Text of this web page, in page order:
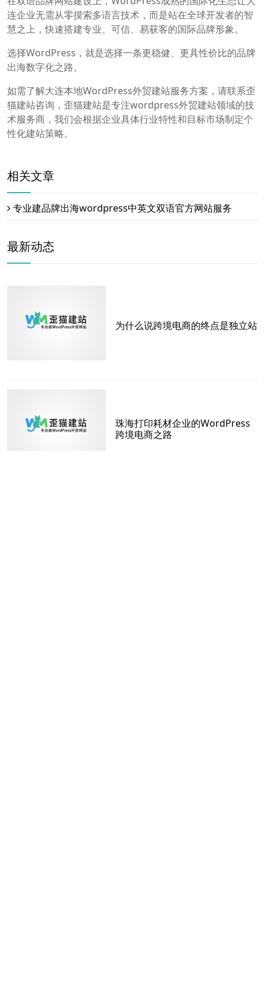
连企业无需从零摸索多语言技术，而是站在全球开发者的智
慧之上，快速搭建专业、可信、易获客的国际品牌形象。
选择WordPress，就是选择一条更稳健、更具性价比的品牌
出海数字化之路。
如需了解大连本地WordPress外贸建站服务方案，请联系歪
猫建站咨询，歪猫建站是专注wordpress外贸建站领域的技
术服务商，我们会根据企业具体行业特性和目标市场制定个
性化建站策略。
相关文章
专业建品牌出海wordpress中英文双语官方网站服务
最新动态
为什么说跨境电商的终点是独立站
珠海打印耗材企业的WordPress
跨境电商之路